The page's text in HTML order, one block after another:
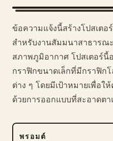
พรอมต์
ราคา
ดาวน์โหลด
บล็อก
ข้อความแจ้งนี้สร้างโปสเต
สำหรับงานสัมมนาสาธารณ
สภาพภูมิอากาศ โปสเตอร์นี้
กราฟิกขนาดเล็กที่มีกราฟิก
ต่าง ๆ โดยมีเป้าหมายเพื่อใ
ด้วยการออกแบบที่สะอาดตา
พรอมต์